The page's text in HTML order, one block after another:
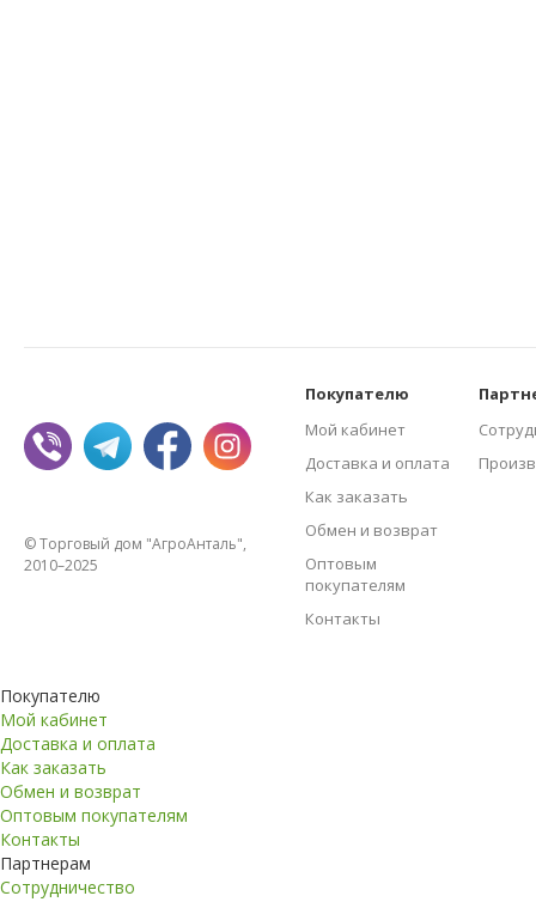
© Торговый дом "АгроАнталь",
2010–2025
Покупателю
Мой кабинет
Доставка и оплата
Как заказать
Обмен и возврат
Оптовым
покупателям
Контакты
Покупателю
Мой кабинет
Доставка и оплата
Как заказать
Обмен и возврат
Оптовым покупателям
Контакты
Партнерам
Сотрудничество